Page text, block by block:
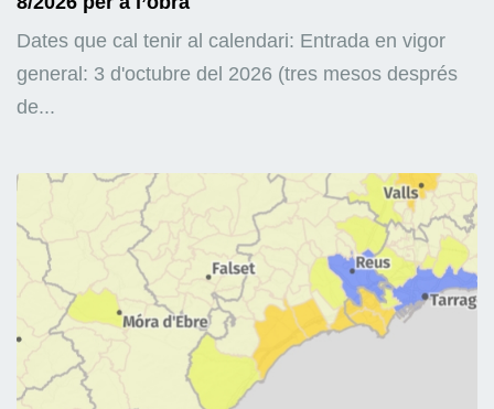
Dates que cal tenir al calendari: Entrada en vigor
general: 3 d'octubre del 2026 (tres mesos després
de...